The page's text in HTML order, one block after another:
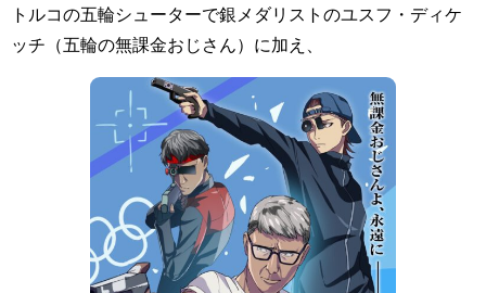
トルコの五輪シューターで銀メダリストのユスフ・ディケ
ッチ（五輪の無課金おじさん）に加え、